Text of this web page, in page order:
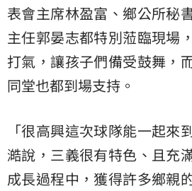
表會主席林盈富、鄉公所秘
主任郭晏志都特別蒞臨現場
打氣，讓孩子們備受鼓舞，
同堂也都到場支持。
「很高興這次球隊能一起來
澔說，三義很有特色、且充
成長過程中，獲得許多鄉親